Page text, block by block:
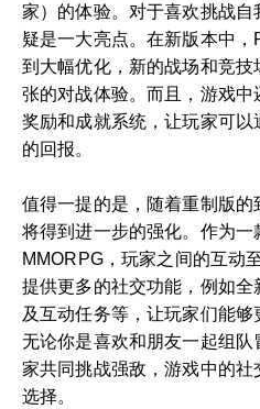
家）的体验。对于喜欢挑战
疑是一大亮点。在新版本中
到大幅优化，新的战场和竞
张的对战体验。而且，游戏
奖励和成就系统，让玩家可
的回报。
值得一提的是，随着重制版
将得到进一步的强化。作为
MMORPG，玩家之间的互动
提供更多的社交功能，例如
及互动任务等，让玩家们能够
无论你是喜欢和朋友一起组
家共同挑战强敌，游戏中的
选择。